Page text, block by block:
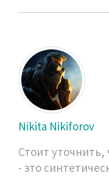
Nikita Nikiforov
Стоит
- это